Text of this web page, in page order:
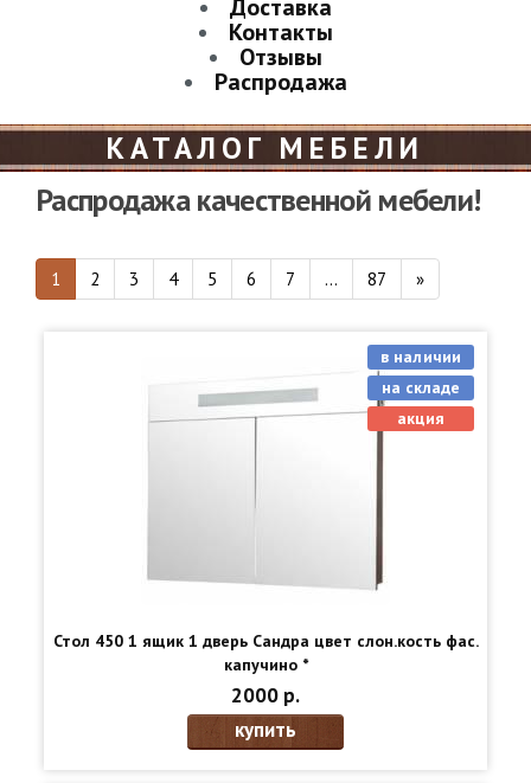
Доставка
Контакты
Отзывы
Распродажа
КАТАЛОГ МЕБЕЛИ
Распродажа качественной мебели!
1 2 3 4 5 6 7 ... 87 »
Стол 450 1 ящик 1 дверь Сандра цвет слон.кость фас.
капучино *
в наличии
на складе
акция
2000 р.
купить